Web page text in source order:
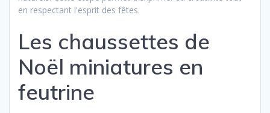
en respectant l'esprit des fêtes.
Les chaussettes de
Noël miniatures en
feutrine